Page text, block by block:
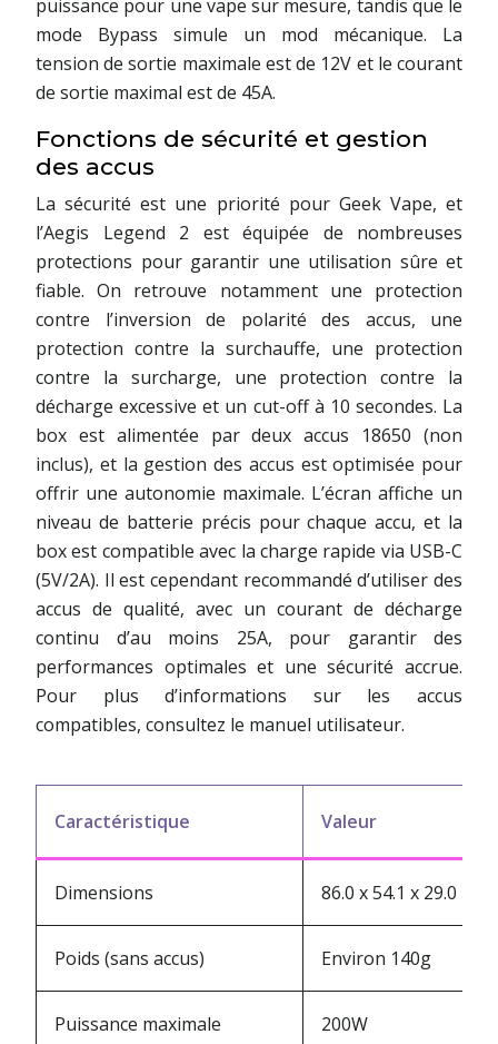
puissance pour une vape sur mesure, tandis que le
mode Bypass simule un mod mécanique. La
tension de sortie maximale est de 12V et le courant
de sortie maximal est de 45A.
Fonctions de sécurité et gestion
des accus
La sécurité est une priorité pour Geek Vape, et
l’Aegis Legend 2 est équipée de nombreuses
protections pour garantir une utilisation sûre et
fiable. On retrouve notamment une protection
contre l’inversion de polarité des accus, une
protection contre la surchauffe, une protection
contre la surcharge, une protection contre la
décharge excessive et un cut-off à 10 secondes. La
box est alimentée par deux accus 18650 (non
inclus), et la gestion des accus est optimisée pour
offrir une autonomie maximale. L’écran affiche un
niveau de batterie précis pour chaque accu, et la
box est compatible avec la charge rapide via USB-C
(5V/2A). Il est cependant recommandé d’utiliser des
accus de qualité, avec un courant de décharge
continu d’au moins 25A, pour garantir des
performances optimales et une sécurité accrue.
Pour plus d’informations sur les accus
compatibles, consultez le manuel utilisateur.
Caractéristique Valeur
Dimensions 86.0 x 54.1 x 29.0 mm
Poids (sans accus) Environ 140g
Puissance maximale 200W